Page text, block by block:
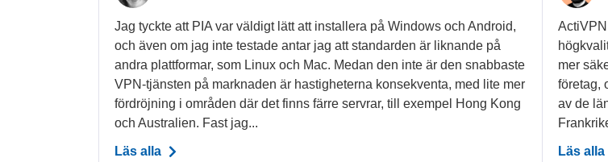
Jag tyckte att PIA var väldigt lätt att installera på Windows och Android,
och även om jag inte testade antar jag att standarden är liknande på
andra plattformar, som Linux och Mac. Medan den inte är den snabbaste
VPN-tjänsten på marknaden är hastigheterna konsekventa, med lite mer
fördröjning i områden där det finns färre servrar, till exempel Hong Kong
och Australien. Fast jag...
Läs alla
mer
företag,
av de
Läs alla